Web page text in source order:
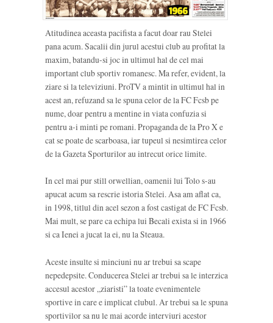
Atitudinea aceasta pacifista a facut doar rau Stelei
pana acum. Sacalii din jurul acestui club au profitat la
maxim, batandu-si joc in ultimul hal de cel mai
important club sportiv romanesc. Ma refer, evident, la
ziare si la televiziuni. ProTV a mintit in ultimul hal in
acest an, refuzand sa le spuna celor de la FC Fcsb pe
nume, doar pentru a mentine in viata confuzia si
pentru a-i minti pe romani. Propaganda de la Pro X e
cat se poate de scarboasa, iar tupeul si nesimtirea celor
de la Gazeta Sporturilor au intrecut orice limite.
In cel mai pur still orwellian, oamenii lui Tolo s-au
apucat acum sa rescrie istoria Stelei. Asa am aflat ca,
in 1998, titlul din acel sezon a fost castigat de FC Fcsb.
Mai mult, se pare ca echipa lui Becali exista si in 1966
si ca Ienei a jucat la ei, nu la Steaua.
Aceste insulte si minciuni nu ar trebui sa scape
nepedepsite. Conducerea Stelei ar trebui sa le interzica
accesul acestor „ziaristi” la toate evenimentele
sportive in care e implicat clubul. Ar trebui sa le spuna
sportivilor sa nu le mai acorde interviuri acestor